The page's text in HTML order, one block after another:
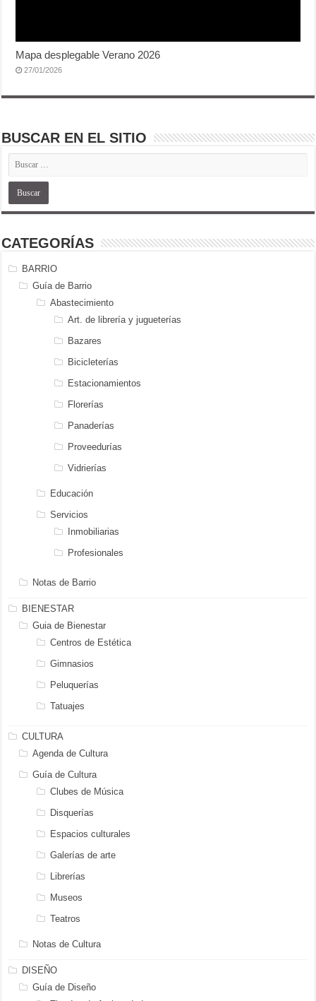
Mapa desplegable Verano 2026
27/01/2026
BUSCAR EN EL SITIO
CATEGORÍAS
BARRIO
Guía de Barrio
Abastecimiento
Art. de librería y jugueterías
Bazares
Bicicleterías
Estacionamientos
Florerías
Panaderías
Proveedurías
Vidrierías
Educación
Servicios
Inmobiliarias
Profesionales
Notas de Barrio
BIENESTAR
Guia de Bienestar
Centros de Estética
Gimnasios
Peluquerías
Tatuajes
CULTURA
Agenda de Cultura
Guía de Cultura
Clubes de Música
Disquerías
Espacios culturales
Galerías de arte
Librerías
Museos
Teatros
Notas de Cultura
DISEÑO
Guía de Diseño